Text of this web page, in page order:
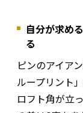
自分が求め
る
ピンのアイア
ループリント
ロフト角が立